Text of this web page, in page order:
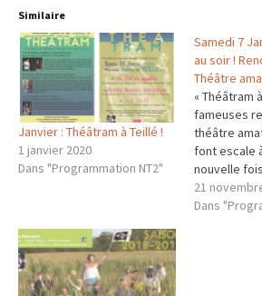
Similaire
Janvier : Théâtram à Teillé !
1 janvier 2020
Dans "Programmation NT2"
Samedi 7
au soir !
Théâtre
« Théâtram
fameuses
théâtre
font escale
nouvelle
autres
dans la
21
Dans